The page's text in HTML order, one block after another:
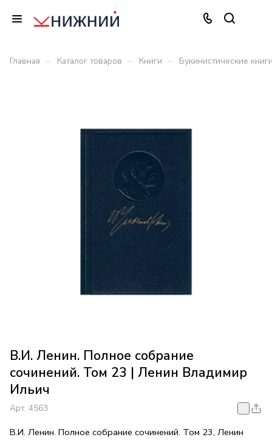
Главная – Каталог товаров – Книги – Букинистические
В.И. Ленин. Полное собрание
сочинений. Том 23 | Ленин Владимир
Ильич
Арт. 4563
В.И. Ленин. Полное собрание сочинений. Том 23, Ленин